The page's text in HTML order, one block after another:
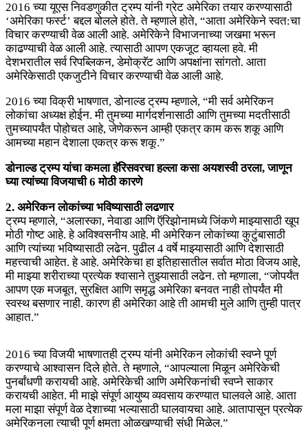
2016 च्या यूएस निवडणुकीत ट्रम्प यांनी ग्रेट अमेरिका तयार करण्यासाठी
‘अमेरिका फर्स्ट’ बद्दल बोलले होते. ते म्हणाले होते, “आता अमेरिकेने स्वत:चा
विचार करण्याची वेळ आली आहे. अमेरिकेने विभाजनाच्या जखमा भरून
काढण्याची वेळ आली आहे. त्यासाठी आपण एकजूट व्हायला हवे. मी
देशभरातील सर्व रिपब्लिकन, डेमोक्रॅट आणि अपक्षांना सांगतो. आता
अमेरिकेसाठी एकजुटीने विचार करण्याची वेळ आली आहे.
2016 च्या विक्री भाषणात, डोनाल्ड ट्रम्प म्हणाले, “मी सर्व अमेरिकन
लोकांचा अध्यक्ष होईन. मी तुमच्या मार्गदर्शनासाठी आणि तुमच्या मदतीसाठी
तुमच्यापर्यंत पोहोचत आहे, जेणेकरून आम्ही एकत्र काम करू शकू आणि
आमच्या महान देशाला एकत्र करू शकू.”
डोनाल्ड ट्रम्प यांचा कमला हॅरिसवरचा हल्ला कसा अयशस्वी ठरला, जाणून
घ्या त्यांच्या विजयाची 6 मोठी कारणे
2. अमेरिकन लोकांच्या भविष्यासाठी लढणार
ट्रम्प म्हणाले, “अलास्का, नेवाडा आणि ऍरिझोनामध्ये जिंकणे माझ्यासाठी खूप
मोठी गोष्ट आहे. हे अविश्वसनीय आहे. मी अमेरिकन लोकांच्या कुटुंबासाठी
आणि त्यांच्या भविष्यासाठी लढेन. पुढील 4 वर्षे माझ्यासाठी आणि देशासाठी
महत्त्वाची आहेत. हे आहे. अमेरिकेचा हा इतिहासातील सर्वात मोठा विजय आहे,
मी माझ्या शरीराच्या प्रत्येक श्वासाने तुझ्यासाठी लढेन. तो म्हणाला, “जोपर्यंत
आपण एक मजबूत, सुरक्षित आणि समृद्ध अमेरिका बनवत नाही तोपर्यंत मी
स्वस्थ बसणार नाही. कारण ही अमेरिका आहे ती आमची मुले आणि तुम्ही पात्र
आहात.”
2016 च्या विजयी भाषणातही ट्रम्प यांनी अमेरिकन लोकांची स्वप्ने पूर्ण
करण्याचे आश्वासन दिले होते. ते म्हणाले, “आपल्याला मिळून अमेरिकेची
पुनर्बांधणी करायची आहे. अमेरिकेची आणि अमेरिकनांची स्वप्ने साकार
करायची आहेत. मी माझे संपूर्ण आयुष्य व्यवसाय करण्यात घालवले आहे. आता
मला माझा संपूर्ण वेळ देशाच्या भल्यासाठी घालवायचा आहे. आतापासून प्रत्येक
अमेरिकनला त्याची पूर्ण क्षमता ओळखण्याची संधी मिळेल.”